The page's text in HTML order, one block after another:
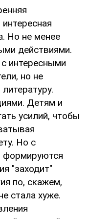
Но не менее
действиями.
интересными
но не
Детям и
усилий, чтобы
Но с
формируются
"заходит"
по, скажем,
стала хуже.